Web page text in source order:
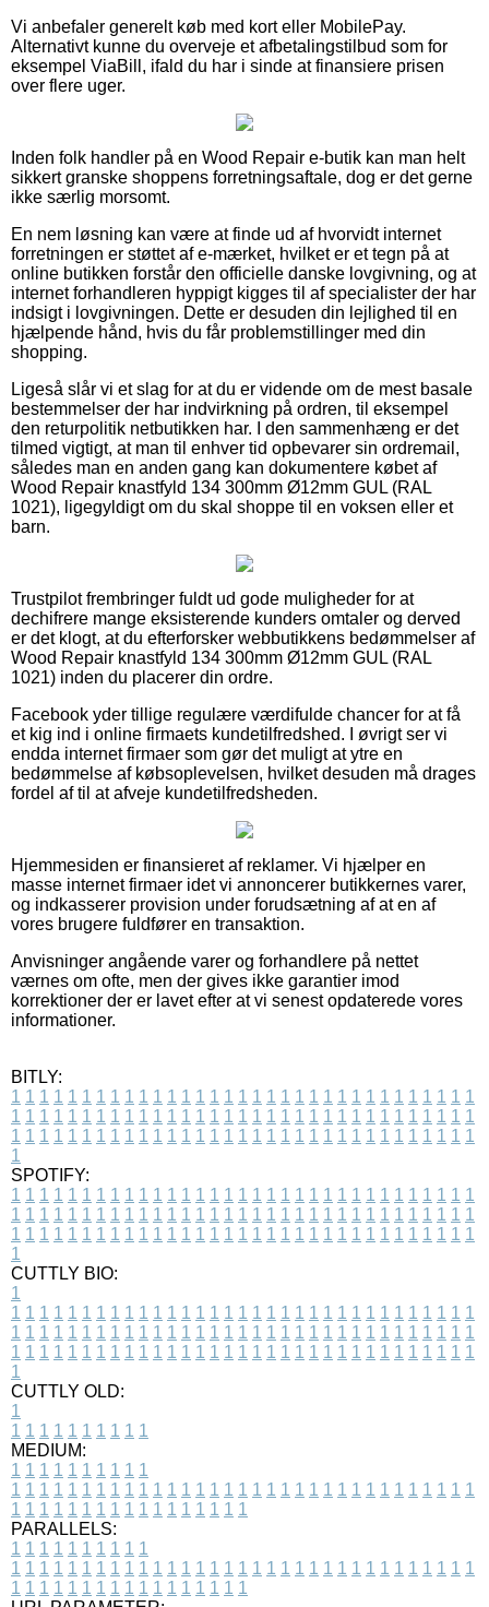
Vi anbefaler generelt køb med kort eller MobilePay.
Alternativt kunne du overveje et afbetalingstilbud som for
eksempel ViaBill, ifald du har i sinde at finansiere prisen
over flere uger.
Inden folk handler på en Wood Repair e-butik kan man helt
sikkert granske shoppens forretningsaftale, dog er det gerne
ikke særlig morsomt.
En nem løsning kan være at finde ud af hvorvidt internet
forretningen er støttet af e-mærket, hvilket er et tegn på at
online butikken forstår den officielle danske lovgivning, og at
internet forhandleren hyppigt kigges til af specialister der har
indsigt i lovgivningen. Dette er desuden din lejlighed til en
hjælpende hånd, hvis du får problemstillinger med din
shopping.
Ligeså slår vi et slag for at du er vidende om de mest basale
bestemmelser der har indvirkning på ordren, til eksempel
den returpolitik netbutikken har. I den sammenhæng er det
tilmed vigtigt, at man til enhver tid opbevarer sin ordremail,
således man en anden gang kan dokumentere købet af
Wood Repair knastfyld 134 300mm Ø12mm GUL (RAL
1021), ligegyldigt om du skal shoppe til en voksen eller et
barn.
Trustpilot frembringer fuldt ud gode muligheder for at
dechifrere mange eksisterende kunders omtaler og derved
er det klogt, at du efterforsker webbutikkens bedømmelser af
Wood Repair knastfyld 134 300mm Ø12mm GUL (RAL
1021) inden du placerer din ordre.
Facebook yder tillige regulære værdifulde chancer for at få
et kig ind i online firmaets kundetilfredshed. I øvrigt ser vi
endda internet firmaer som gør det muligt at ytre en
bedømmelse af købsoplevelsen, hvilket desuden må drages
fordel af til at afveje kundetilfredsheden.
Hjemmesiden er finansieret af reklamer. Vi hjælper en
masse internet firmaer idet vi annoncerer butikkernes varer,
og indkasserer provision under forudsætning af at en af
vores brugere fuldfører en transaktion.
Anvisninger angående varer og forhandlere på nettet
værnes om ofte, men der gives ikke garantier imod
korrektioner der er lavet efter at vi senest opdaterede vores
informationer.
BITLY:
1 1 1 1 1 1 1 1 1 1 1 1 1 1 1 1 1 1 1 1 1 1 1 1 1 1 1 1 1 1 1 1 1
1 1 1 1 1 1 1 1 1 1 1 1 1 1 1 1 1 1 1 1 1 1 1 1 1 1 1 1 1 1 1 1 1
1 1 1 1 1 1 1 1 1 1 1 1 1 1 1 1 1 1 1 1 1 1 1 1 1 1 1 1 1 1 1 1 1
1
SPOTIFY:
1 1 1 1 1 1 1 1 1 1 1 1 1 1 1 1 1 1 1 1 1 1 1 1 1 1 1 1 1 1 1 1 1
1 1 1 1 1 1 1 1 1 1 1 1 1 1 1 1 1 1 1 1 1 1 1 1 1 1 1 1 1 1 1 1 1
1 1 1 1 1 1 1 1 1 1 1 1 1 1 1 1 1 1 1 1 1 1 1 1 1 1 1 1 1 1 1 1 1
1
CUTTLY BIO:
1
1 1 1 1 1 1 1 1 1 1 1 1 1 1 1 1 1 1 1 1 1 1 1 1 1 1 1 1 1 1 1 1 1
1 1 1 1 1 1 1 1 1 1 1 1 1 1 1 1 1 1 1 1 1 1 1 1 1 1 1 1 1 1 1 1 1
1 1 1 1 1 1 1 1 1 1 1 1 1 1 1 1 1 1 1 1 1 1 1 1 1 1 1 1 1 1 1 1 1
1
CUTTLY OLD:
1
1 1 1 1 1 1 1 1 1 1
MEDIUM:
1 1 1 1 1 1 1 1 1 1
1 1 1 1 1 1 1 1 1 1 1 1 1 1 1 1 1 1 1 1 1 1 1 1 1 1 1 1 1 1 1 1 1
1 1 1 1 1 1 1 1 1 1 1 1 1 1 1 1 1
PARALLELS:
1 1 1 1 1 1 1 1 1 1
1 1 1 1 1 1 1 1 1 1 1 1 1 1 1 1 1 1 1 1 1 1 1 1 1 1 1 1 1 1 1 1 1
1 1 1 1 1 1 1 1 1 1 1 1 1 1 1 1 1